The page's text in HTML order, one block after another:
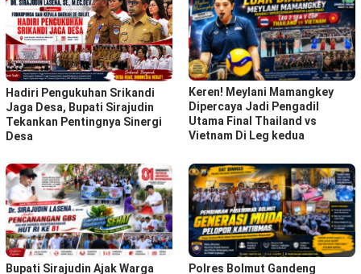
Hadiri Pengukuhan Srikandi
Jaga Desa, Bupati Sirajudin
Tekankan Pentingnya Sinergi
Desa
Keren! Meylani Mamangkey
Dipercaya Jadi Pengadil
Utama Final Thailand vs
Vietnam Di Leg kedua
Bupati Sirajudin Ajak Warga Polres Bolmut Gandeng